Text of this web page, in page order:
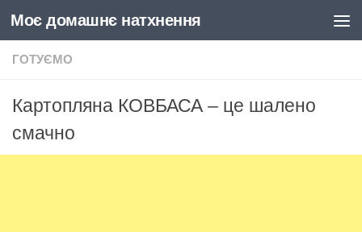
Skip to content
Моє домашнє натхнення
ГОТУЄМО
Картопляна КОВБАСА – це шалено
смачно